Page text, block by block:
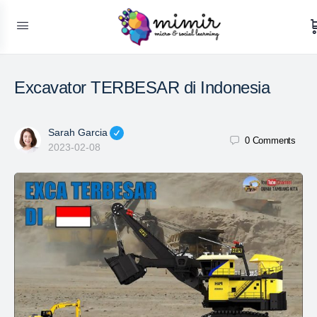
Excavator TERBESAR di Indonesia
Sarah Garcia
2023-02-08
0 Comments